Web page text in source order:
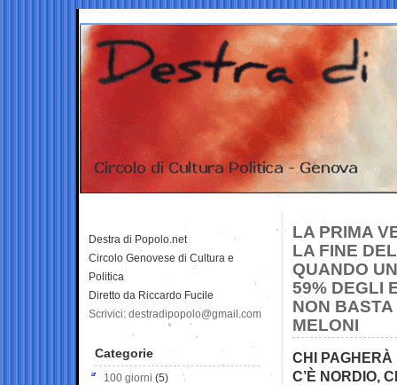
LA PRIMA
LA FINE
QUANDO
59% DEGLI
NON BASTA
MELONI
CHI PAGHERÀ
C’È NORDIO,
Destra di Popolo.net
Circolo Genovese di Cultura e
Politica
Diretto da Riccardo Fucile
Scrivici: destradipopolo@gmail.com
Categorie
100 giorni (5)